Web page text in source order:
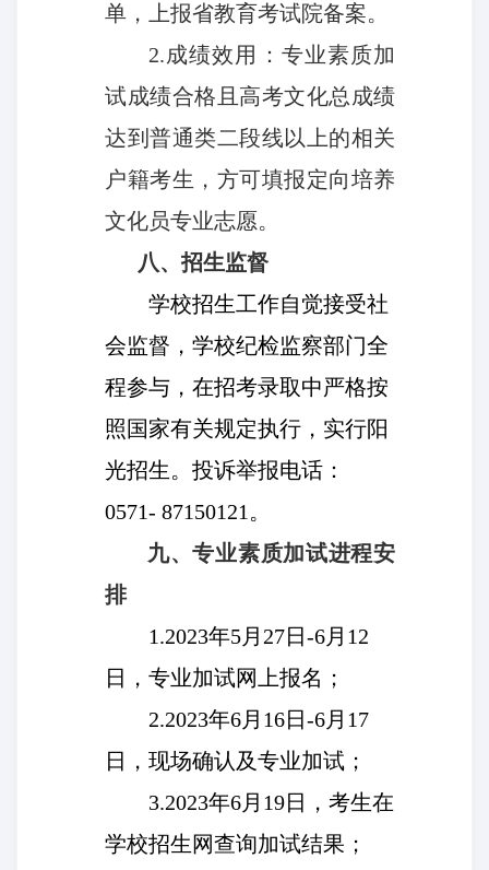
单，上报省教育考试院备案。
2.成绩效用：专业素质加
试成绩合格且高考文化总成绩
达到普通类二段线以上的相关
户籍考生，方可填报定向培养
文化员专业志愿。
八、招生监督
学校招生工作自觉接受社
会监督，学校纪检监察部门全
程参与，在招考录取中严格按
照国家有关规定执行，实行阳
光招生。投诉举报电话：
0571- 87150121。
九、专业素质加试进程安
排
1.2023年5月27日-6月12
日，专业加试网上报名；
2.2023年6月16日-6月17
日，现场确认及专业加试；
3.2023年6月19日，考生在
学校招生网查询加试结果；